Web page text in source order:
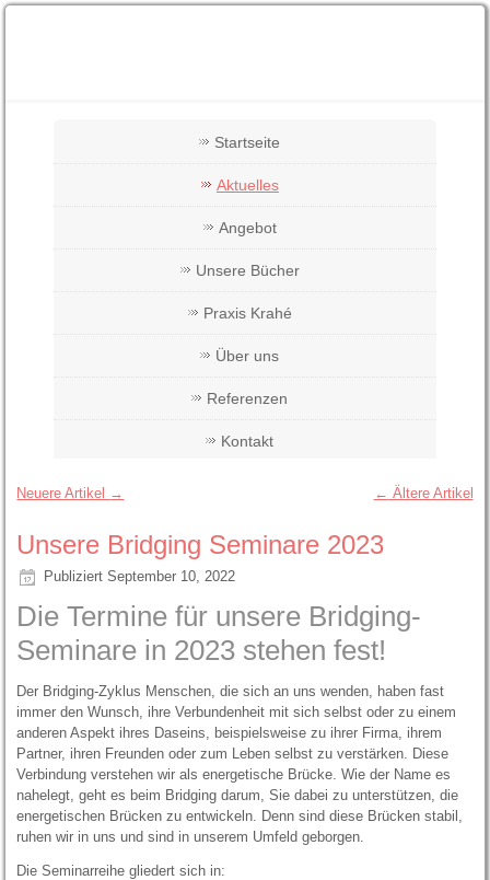
Startseite
Aktuelles
Angebot
Unsere Bücher
Praxis Krahé
Über uns
Referenzen
Kontakt
Neuere Artikel → ← Ältere Artikel
Unsere Bridging Seminare 2023
Publiziert September 10, 2022
Die Termine für unsere Bridging-
Seminare in 2023 stehen fest!
Der Bridging-Zyklus Menschen, die sich an uns wenden, haben fast
immer den Wunsch, ihre Verbundenheit mit sich selbst oder zu einem
anderen Aspekt ihres Daseins, beispielsweise zu ihrer Firma, ihrem
Partner, ihren Freunden oder zum Leben selbst zu verstärken. Diese
Verbindung verstehen wir als energetische Brücke. Wie der Name es
nahelegt, geht es beim Bridging darum, Sie dabei zu unterstützen, die
energetischen Brücken zu entwickeln. Denn sind diese Brücken stabil,
ruhen wir in uns und sind in unserem Umfeld geborgen.
Die Seminarreihe gliedert sich in: